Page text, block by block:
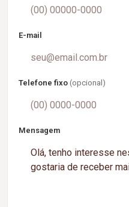
E-mail
Telefone fixo (opcional)
Mensagem